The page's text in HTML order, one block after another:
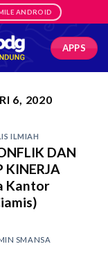
ANDROID
APPS
6, 2020
ILMIAH
DAN
KINERJA
Kantor
SMANSA